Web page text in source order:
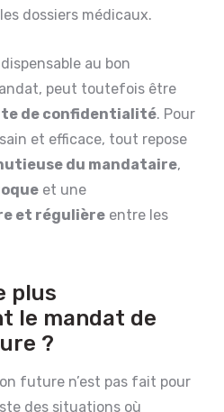
dossiers médicaux.
au bon
peut toutefois être
de confidentialité. Pour
et efficace, tout repose
du mandataire,
et une
et régulière entre les
plus
le mandat de
?
future n’est pas fait pour
des situations où